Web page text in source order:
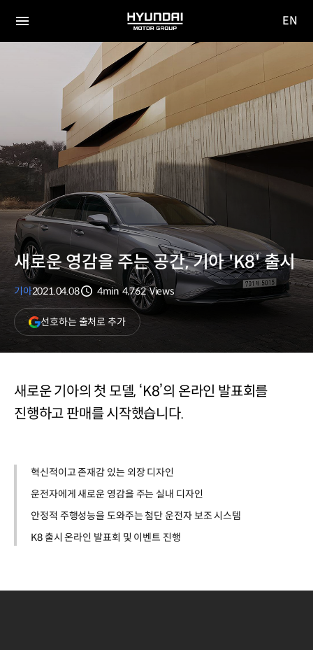
전체
HYUNDAI
MOTOR
GROUP
사이
이동
EN
새로운 영감을 주는 공간, 기아 'K8' 출시
기아2021.04.08
분량
4min
조회수
4,762 Views
선호하는 출처로 추가(새
창
열림)
새로운 기아의 첫 모델, ‘K8’의 온라인 발표회를
진행하고 판매를 시작했습니다.
혁신적이고 존재감 있는 외장 디자인
운전자에게 새로운 영감을 주는 실내 디자인
안정적 주행성능을 도와주는 첨단 운전자 보조 시스템
K8 출시 온라인 발표회 및 이벤트 진행